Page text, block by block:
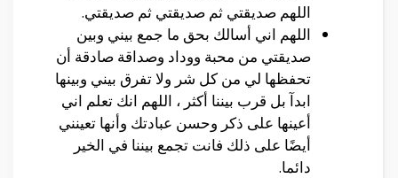
اللهم صديقتي ثم صديقتي ثم صديقتي.
اللهم اني أسالك بحق ما جمع بيني وبين
صديقتي من محبة ووداد وصداقة صادقة أن
تحفظها لي من كل شر ولا تفرق بيني وبينها
ابدآ بل قرب بيننا أكثر ، اللهم انك تعلم اني
أعينها على ذكر وحسن عبادتك وأنها تعينني
أيضًا على ذلك فانت تجمع بيننا في الخير
دائما.